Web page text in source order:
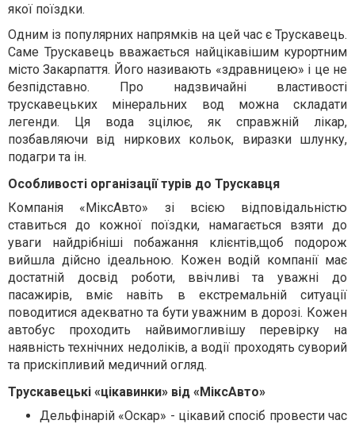
якої поїздки.
Одним із популярних напрямків на цей час є Трускавець.
Саме Трускавець вважається найцікавішим курортним
місто Закарпаття. Його називають «здравницею» і це не
безпідставно. Про надзвичайні властивості
трускавецьких мінеральних вод можна складати
легенди. Ця вода зцілює, як справжній лікар,
позбавляючи від ниркових кольок, виразки шлунку,
подагри та ін.
Особливості організації турів до Трускавця
Компанія «МіксАвто» зі всією відповідальністю
ставиться до кожної поїздки, намагається взяти до
уваги найдрібніші побажання клієнтів,щоб подорож
вийшла дійсно ідеальною. Кожен водій компанії має
достатній досвід роботи, ввічливі та уважні до
пасажирів, вміє навіть в екстремальній ситуації
поводитися адекватно та бути уважним в дорозі. Кожен
автобус проходить найвимогливішу перевірку на
наявність технічних недоліків, а водії проходять суворий
та прискіпливий медичний огляд.
Трускавецькі «цікавинки» від «МіксАвто»
Дельфінарій «Оскар» - цікавий спосіб провести час